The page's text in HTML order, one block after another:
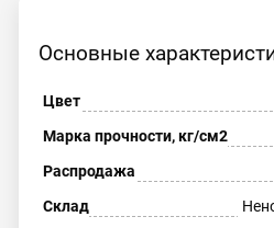
Основные
Цвет
Марка прочности, кг/см2
Распродажа
Склад